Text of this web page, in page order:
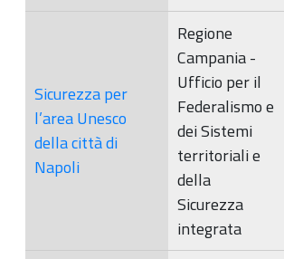
Sicurezza per
l’area Unesco
della città di
Napoli
Regione
Campania -
Ufficio per il
Federalismo e
dei Sistemi
territoriali e
della
Sicurezza
integrata